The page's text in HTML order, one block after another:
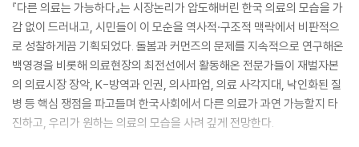
『다른 의료는 가능하다』는 시장논리가 압도해버린 한국 의료의 모습을 가
감 없이 드러내고, 시민들이 이 모순을 역사적·구조적 맥락에서 비판적으
로 성찰하게끔 기획되었다. 돌봄과 커먼즈의 문제를 지속적으로 연구해온
백영경을 비롯해 의료현장의 최전선에서 활동해온 전문가들이 재벌자본
의 의료시장 장악, K-방역과 인권, 의사파업, 의료 사각지대, 낙인화된 질
병 등 핵심 쟁점을 파고들며 한국사회에서 다른 의료가 과연 가능할지 타
진하고, 우리가 원하는 의료의 모습을 사려 깊게 전망한다.